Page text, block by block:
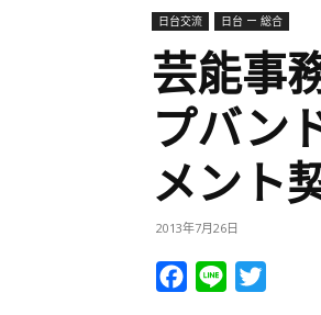
日台交流 日台 ー 総合
芸能事
プバン
メント
2013年7月26日
Facebook
Line